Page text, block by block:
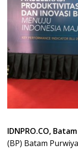
IDNPRO.CO,
(BP) Batam